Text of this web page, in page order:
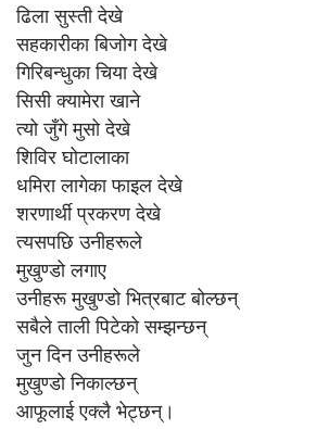
ढिला सुस्ती देखे
सहकारीका बिजोग देखे
गिरिबन्धुका चिया देखे
सिसी क्यामेरा खाने
त्यो जुँगे मुसो देखे
शिविर घोटालाका
धमिरा लागेका फाइल देखे
शरणार्थी प्रकरण देखे
त्यसपछि उनीहरूले
मुखुण्डो लगाए
उनीहरू मुखुण्डो भित्रबाट बोल्छन्
सबैले ताली पिटेको सम्झन्छन्
जुन दिन उनीहरूले
मुखुण्डो निकाल्छन्
आफूलाई एक्लै भेट्छन्।